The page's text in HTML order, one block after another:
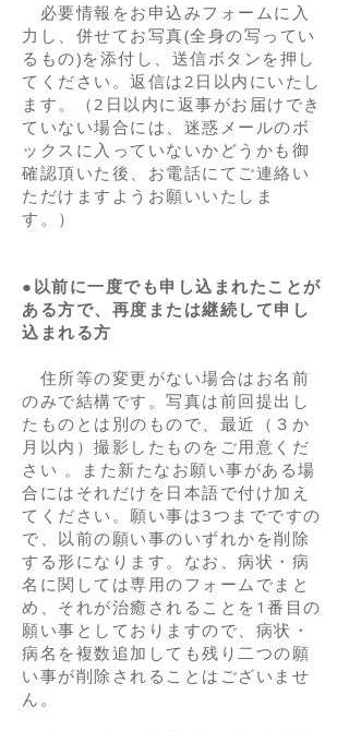
必要情報をお申込みフォームに入
力し、併せてお写真(全身の写ってい
るもの)を添付し、送信ボタンを押し
てください。返信は2日以内にいたし
ます。（2日以内に返事がお届けでき
ていない場合には、迷惑メールのボ
ックスに入っていないかどうかも御
確認頂いた後、お電話にてご連絡い
ただけますようお願いいたしま
す。）
●以前に一度でも申し込まれたことが
ある方で、再度または継続して申し
込まれる方
住所等の変更がない場合はお名前
のみで結構です。写真は前回提出し
たものとは別のもので、最近（３か
月以内）撮影したものをご用意くだ
さい 。また新たなお願い事がある場
合にはそれだけを日本語で付け加え
てください。願い事は3つまでですの
で、以前の願い事のいずれかを削除
する形になります。なお、病状・病
名に関しては専用のフォームでまと
め、それが治癒されることを1番目の
願い事としておりますので、病状・
病名を複数追加しても残り二つの願
い事が削除されることはございませ
ん。